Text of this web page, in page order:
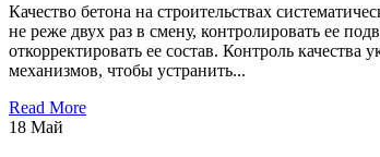
Качество бетона на строительствах
не реже двух раз в смену, контролировать ее
откорректировать ее состав. Контроль
механизмов, чтобы устранить...
Read More
18 Май